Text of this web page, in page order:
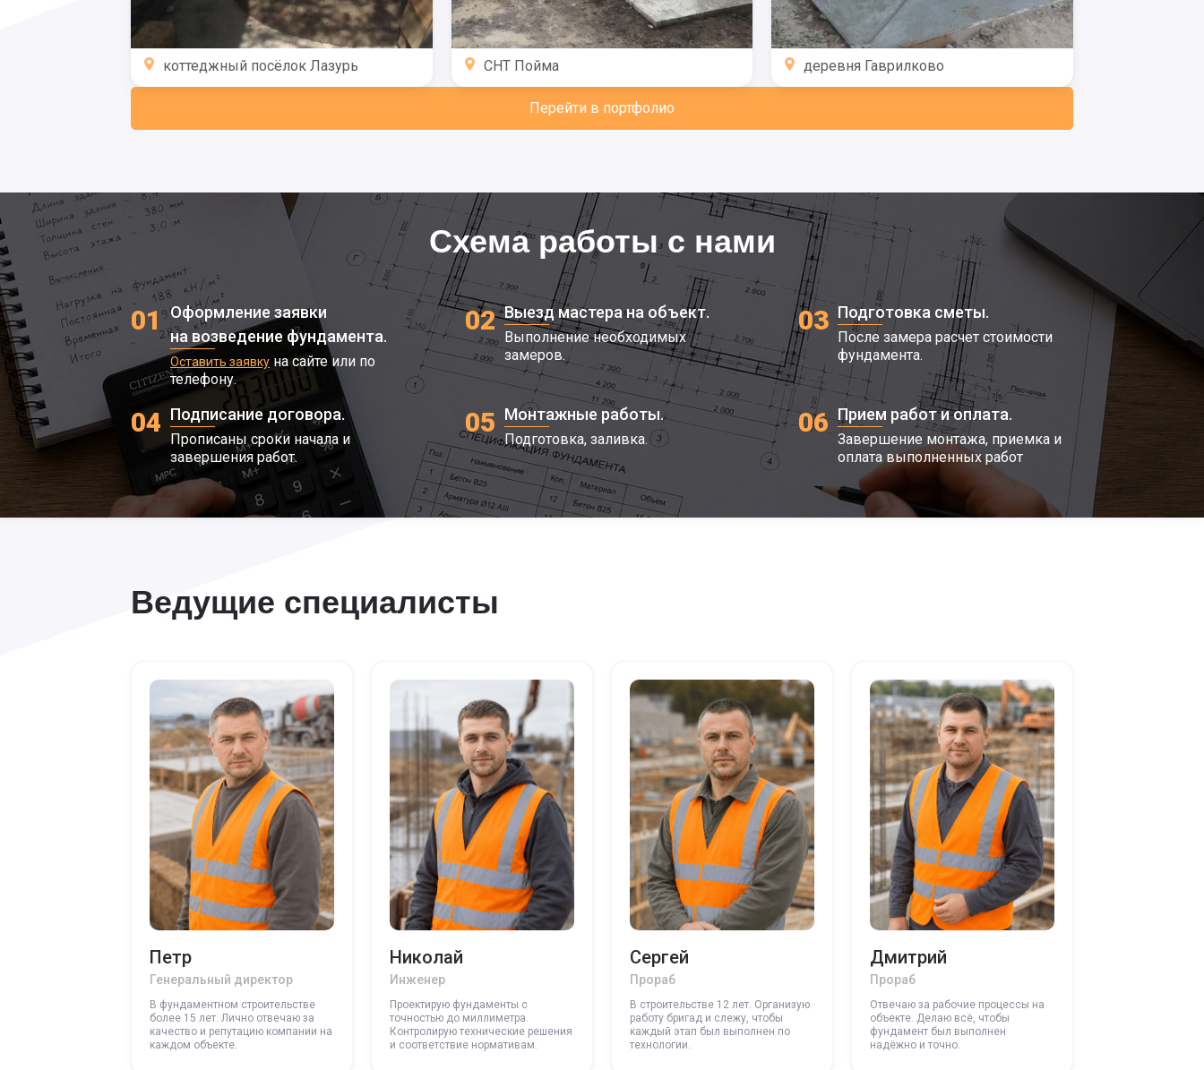
коттеджный посёлок Лазурь СНТ Пойма деревня Гаврилково
Перейти в портфолио
Схема работы с нами
01
Оформление заявки
на возведение фундамента.
Оставить заявку на сайте или по
телефону.
02 Выезд мастера на объект.
Выполнение необходимых
замеров.
03 Подготовка сметы.
После замера расчет стоимости
фундамента.
04 Подписание договора.
Прописаны сроки начала и
завершения работ.
05 Монтажные работы.
Подготовка, заливка.
06 Прием работ и оплата.
Завершение монтажа, приемка и
оплата выполненных работ
Ведущие специалисты
Петр
Генеральный директор
В фундаментном строительстве
более 15 лет. Лично отвечаю за
качество и репутацию компании на
каждом объекте.
Николай
Инженер
Проектирую фундаменты с
точностью до миллиметра.
Контролирую технические решения
и соответствие нормативам.
Сергей
Прораб
В строительстве 12 лет. Организую
работу бригад и слежу, чтобы
каждый этап был выполнен по
технологии.
Дмитрий
Прораб
Отвечаю за рабочие процессы на
объекте. Делаю всё, чтобы
фундамент был выполнен
надёжно и точно.